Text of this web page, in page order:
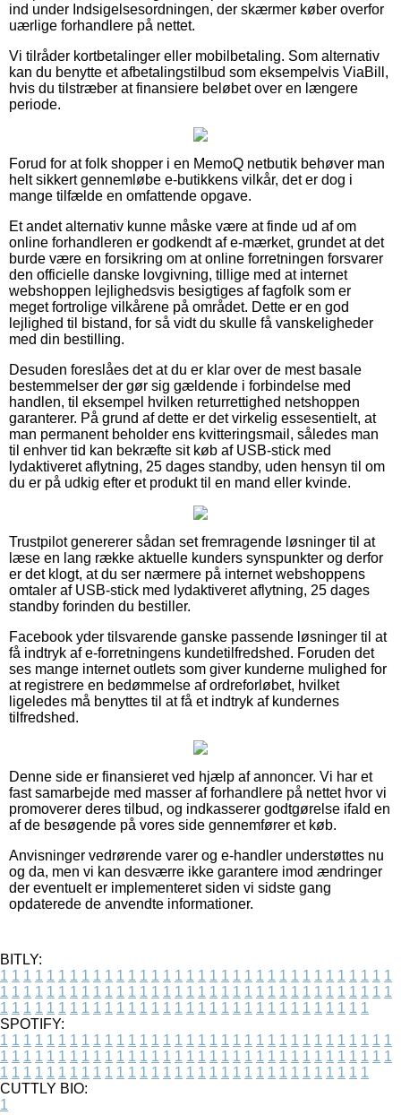
ind under Indsigelsesordningen, der skærmer køber overfor
uærlige forhandlere på nettet.
Vi tilråder kortbetalinger eller mobilbetaling. Som alternativ
kan du benytte et afbetalingstilbud som eksempelvis ViaBill,
hvis du tilstræber at finansiere beløbet over en længere
periode.
Forud for at folk shopper i en MemoQ netbutik behøver man
helt sikkert gennemløbe e-butikkens vilkår, det er dog i
mange tilfælde en omfattende opgave.
Et andet alternativ kunne måske være at finde ud af om
online forhandleren er godkendt af e-mærket, grundet at det
burde være en forsikring om at online forretningen forsvarer
den officielle danske lovgivning, tillige med at internet
webshoppen lejlighedsvis besigtiges af fagfolk som er
meget fortrolige vilkårene på området. Dette er en god
lejlighed til bistand, for så vidt du skulle få vanskeligheder
med din bestilling.
Desuden foreslåes det at du er klar over de mest basale
bestemmelser der gør sig gældende i forbindelse med
handlen, til eksempel hvilken returrettighed netshoppen
garanterer. På grund af dette er det virkelig essesentielt, at
man permanent beholder ens kvitteringsmail, således man
til enhver tid kan bekræfte sit køb af USB-stick med
lydaktiveret aflytning, 25 dages standby, uden hensyn til om
du er på udkig efter et produkt til en mand eller kvinde.
Trustpilot genererer sådan set fremragende løsninger til at
læse en lang række aktuelle kunders synspunkter og derfor
er det klogt, at du ser nærmere på internet webshoppens
omtaler af USB-stick med lydaktiveret aflytning, 25 dages
standby forinden du bestiller.
Facebook yder tilsvarende ganske passende løsninger til at
få indtryk af e-forretningens kundetilfredshed. Foruden det
ses mange internet outlets som giver kunderne mulighed for
at registrere en bedømmelse af ordreforløbet, hvilket
ligeledes må benyttes til at få et indtryk af kundernes
tilfredshed.
Denne side er finansieret ved hjælp af annoncer. Vi har et
fast samarbejde med masser af forhandlere på nettet hvor vi
promoverer deres tilbud, og indkasserer godtgørelse ifald en
af de besøgende på vores side gennemfører et køb.
Anvisninger vedrørende varer og e-handler understøttes nu
og da, men vi kan desværre ikke garantere imod ændringer
der eventuelt er implementeret siden vi sidste gang
opdaterede de anvendte informationer.
BITLY:
1 1 1 1 1 1 1 1 1 1 1 1 1 1 1 1 1 1 1 1 1 1 1 1 1 1 1 1 1 1 1 1 1 1
1 1 1 1 1 1 1 1 1 1 1 1 1 1 1 1 1 1 1 1 1 1 1 1 1 1 1 1 1 1 1 1 1 1
1 1 1 1 1 1 1 1 1 1 1 1 1 1 1 1 1 1 1 1 1 1 1 1 1 1 1 1 1 1 1 1
SPOTIFY:
1 1 1 1 1 1 1 1 1 1 1 1 1 1 1 1 1 1 1 1 1 1 1 1 1 1 1 1 1 1 1 1 1 1
1 1 1 1 1 1 1 1 1 1 1 1 1 1 1 1 1 1 1 1 1 1 1 1 1 1 1 1 1 1 1 1 1 1
1 1 1 1 1 1 1 1 1 1 1 1 1 1 1 1 1 1 1 1 1 1 1 1 1 1 1 1 1 1 1 1
CUTTLY BIO:
1